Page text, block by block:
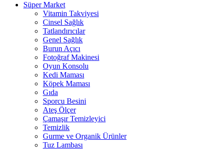
Süper Market
Vitamin Takviyesi
Cinsel Sağlık
Tatlandırıcılar
Genel Sağlık
Burun Açıcı
Fotoğraf Makinesi
Oyun Konsolu
Kedi Maması
Köpek Maması
Gıda
Sporcu Besini
Ateş Ölçer
Çamaşır Temizleyici
Temizlik
Gurme ve Organik Ürünler
Tuz Lambası